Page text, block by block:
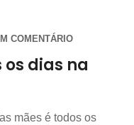
COMENTÁRIO
os dias na
mães é todos os